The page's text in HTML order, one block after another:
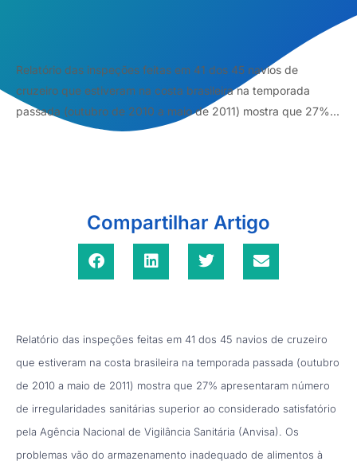
Relatório das inspeções feitas em 41 dos 45 navios de
cruzeiro que estiveram na costa brasileira na temporada
passada (outubro de 2010 a maio de 2011) mostra que 27%...
Compartilhar Artigo
Relatório das inspeções feitas em 41 dos 45 navios de cruzeiro
que estiveram na costa brasileira na temporada passada (outubro
de 2010 a maio de 2011) mostra que 27% apresentaram número
de irregularidades sanitárias superior ao considerado satisfatório
pela Agência Nacional de Vigilância Sanitária (Anvisa). Os
problemas vão do armazenamento inadequado de alimentos à